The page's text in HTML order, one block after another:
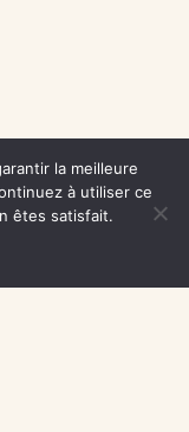
la meilleure
à utiliser ce
êtes satisfait.